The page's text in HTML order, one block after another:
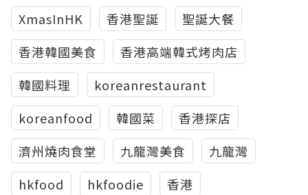
XmasInHK
香港聖誕
聖誕大餐
香港韓國美食
香港高端韓式烤肉店
韓國料理
koreanrestaurant
koreanfood
韓國菜
香港探店
濟州燒肉食堂
九龍灣美食
九龍灣
hkfood
hkfoodie 香港